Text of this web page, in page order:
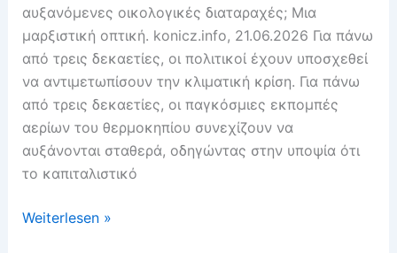
αυξανόμενες οικολογικές διαταραχές; Μια
μαρξιστική οπτική. konicz.info, 21.06.2026 Για πάνω
από τρεις δεκαετίες, οι πολιτικοί έχουν υποσχεθεί
να αντιμετωπίσουν την κλιματική κρίση. Για πάνω
από τρεις δεκαετίες, οι παγκόσμιες εκπομπές
αερίων του θερμοκηπίου συνεχίζουν να
αυξάνονται σταθερά, οδηγώντας στην υποψία ότι
το καπιταλιστικό
Η
Weiterlesen »